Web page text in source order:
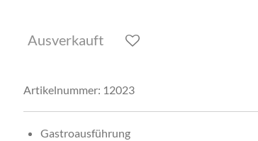
Ausverkauft
Artikelnummer: 12023
Gastroausführung